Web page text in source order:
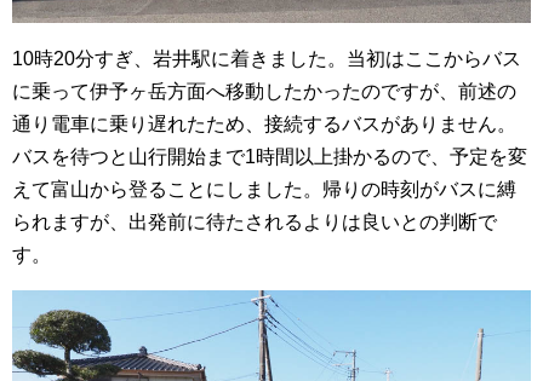
10時20分すぎ、岩井駅に着きました。当初はここからバス
に乗って伊予ヶ岳方面へ移動したかったのですが、前述の
通り電車に乗り遅れたため、接続するバスがありません。
バスを待つと山行開始まで1時間以上掛かるので、予定を変
えて富山から登ることにしました。帰りの時刻がバスに縛
られますが、出発前に待たされるよりは良いとの判断で
す。